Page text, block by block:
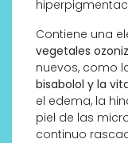
Contiene una
vegetales
nuevos, como
bisabolol y la
el edema, la
piel de las
continuo